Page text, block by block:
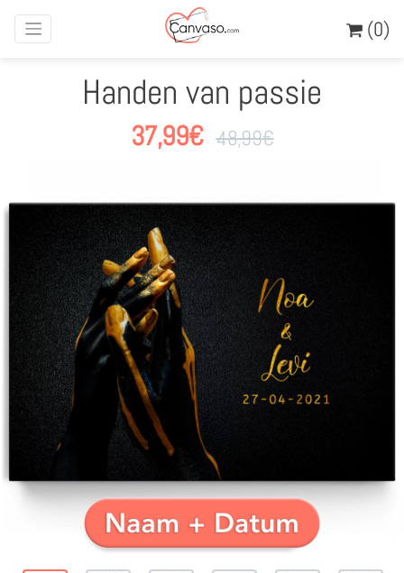
(0)
Handen van passie
37,99€ 48,99€